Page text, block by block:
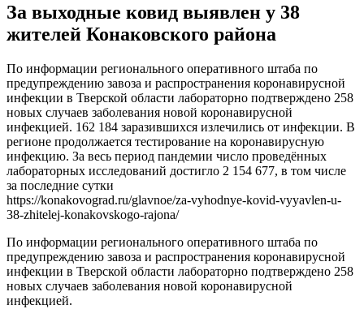
За выходные ковид выявлен у 38
жителей Конаковского района
По информации регионального оперативного штаба по
предупреждению завоза и распространения коронавирусной
инфекции в Тверской области лабораторно подтверждено 258
новых случаев заболевания новой коронавирусной
инфекцией. 162 184 заразившихся излечились от инфекции. В
регионе продолжается тестирование на коронавирусную
инфекцию. За весь период пандемии число проведённых
лабораторных исследований достигло 2 154 677, в том числе
за последние сутки
https://konakovograd.ru/glavnoe/za-vyhodnye-kovid-vyyavlen-u-
38-zhitelej-konakovskogo-rajona/
По информации регионального оперативного штаба по
предупреждению завоза и распространения коронавирусной
инфекции в Тверской области лабораторно подтверждено 258
новых случаев заболевания новой коронавирусной
инфекцией.